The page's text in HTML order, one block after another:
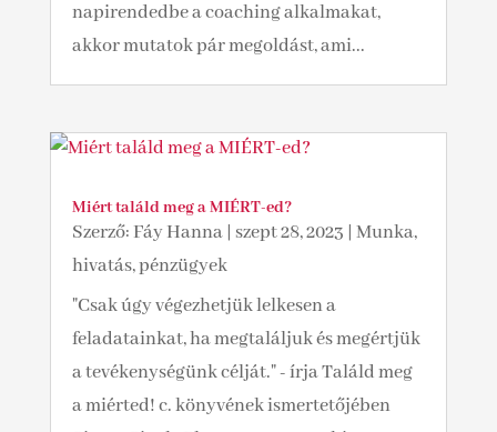
napirendedbe a coaching alkalmakat,
akkor mutatok pár megoldást, ami...
Miért találd meg a MIÉRT-ed?
Szerző:Fáy Hanna| szept 28, 2023 | Munka,
hivatás, pénzügyek
"Csak úgy végezhetjük lelkesen a
feladatainkat, ha megtaláljuk és megértjük
a tevékenységünk célját." - írja Találd meg
a miérted! c. könyvének ismertetőjében